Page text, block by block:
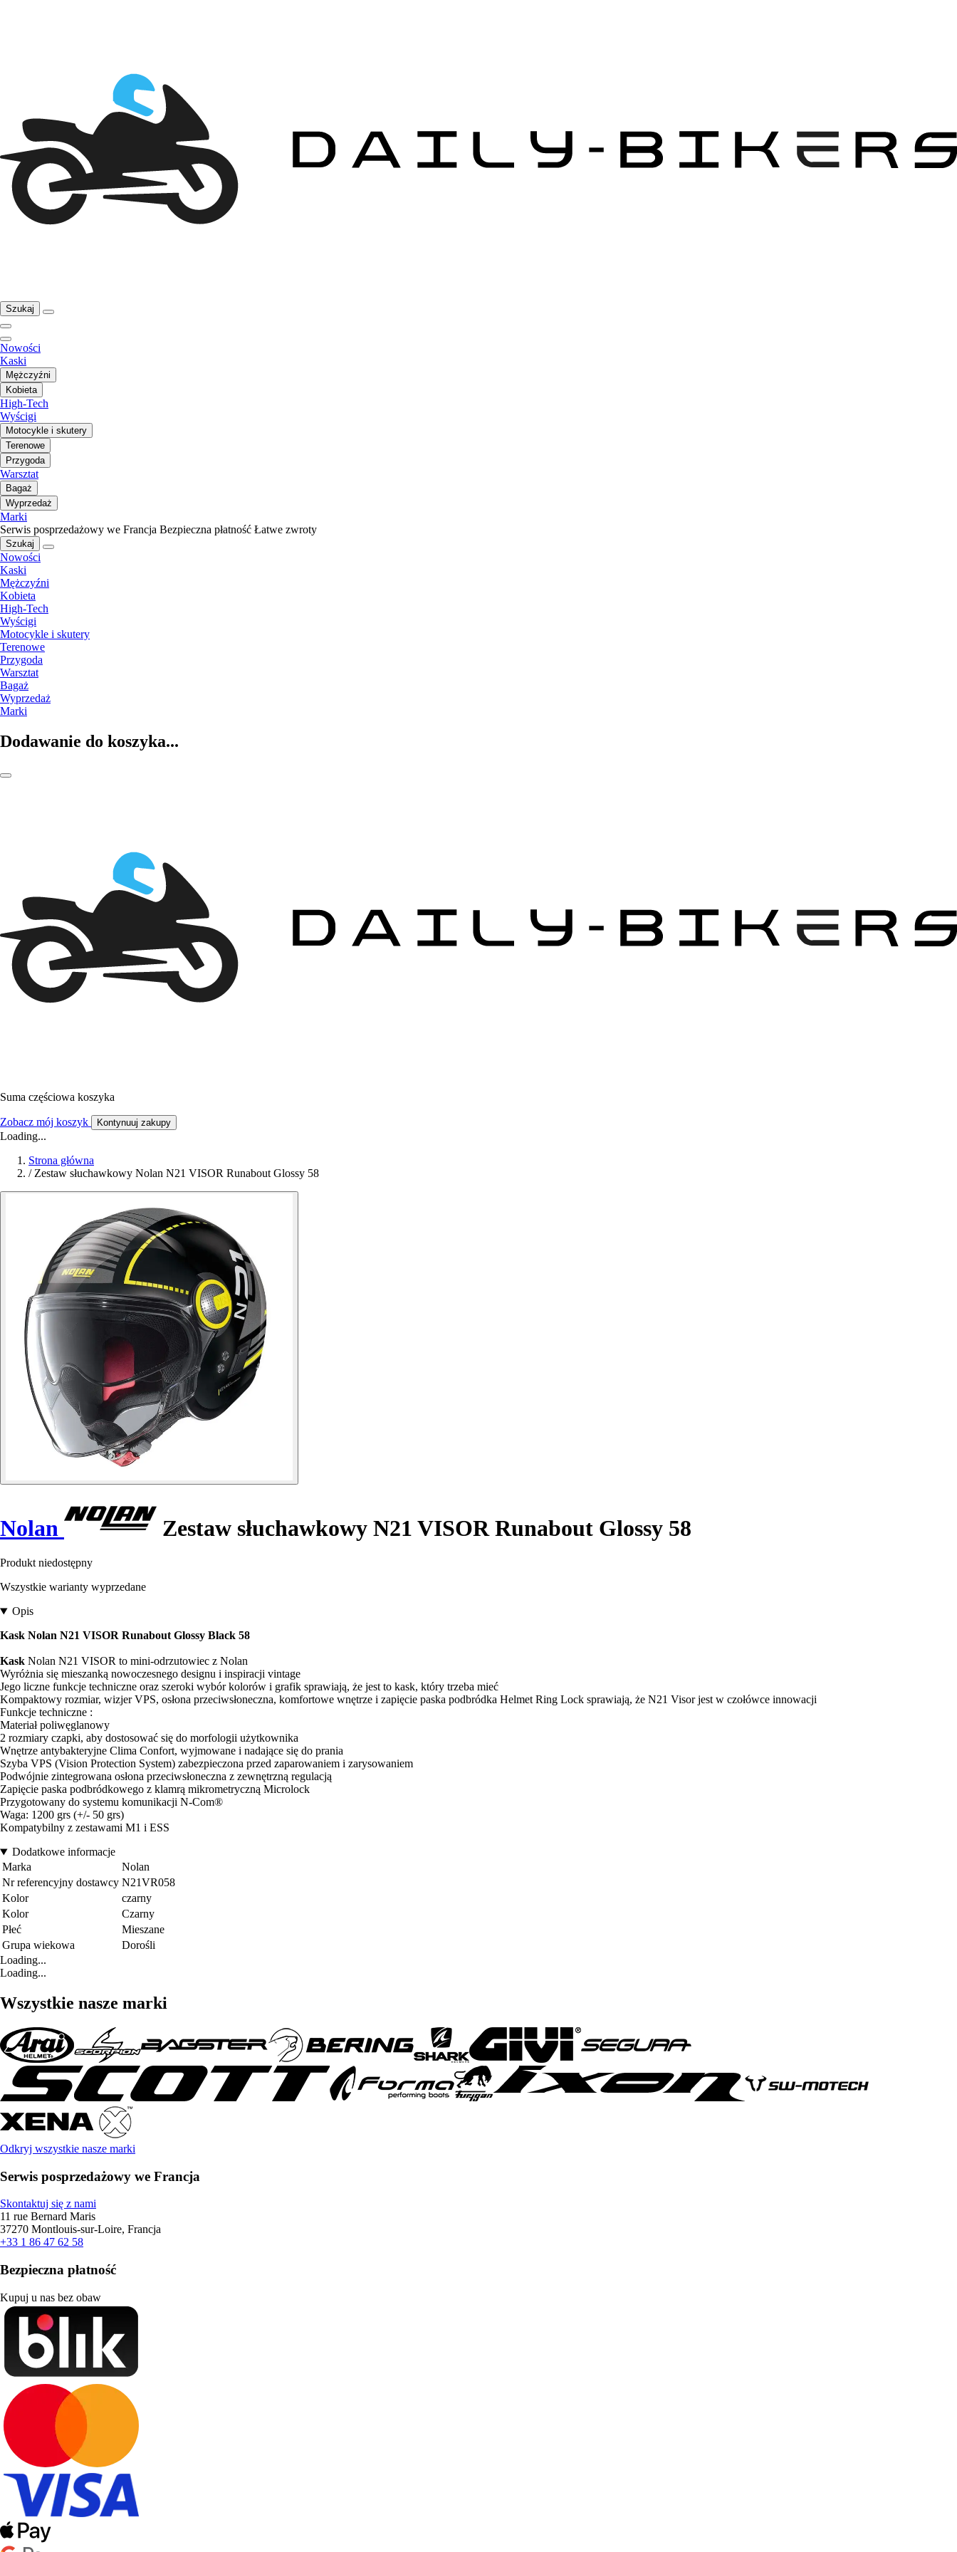
Szukaj
Nowości
Kaski
Mężczyźni
Kobieta
High-Tech
Wyścigi
Motocykle i skutery
Terenowe
Przygoda
Warsztat
Bagaż
Wyprzedaż
Marki
Serwis posprzedażowy we Francja Bezpieczna płatność Łatwe zwroty
Szukaj
Nowości
Kaski
Mężczyźni
Kobieta
High-Tech
Wyścigi
Motocykle i skutery
Terenowe
Przygoda
Warsztat
Bagaż
Wyprzedaż
Marki
Dodawanie do koszyka...
Suma częściowa koszyka
Zobacz mój koszyk Kontynuuj zakupy
Loading...
Strona główna
/ Zestaw słuchawkowy Nolan N21 VISOR Runabout Glossy 58
Nolan Zestaw słuchawkowy N21 VISOR Runabout Glossy 58
Produkt niedostępny
Wszystkie warianty wyprzedane
Opis
Kask Nolan N21 VISOR Runabout Glossy Black 58
Kask Nolan N21 VISOR to mini-odrzutowiec z Nolan
Wyróżnia się mieszanką nowoczesnego designu i inspiracji vintage
Jego liczne funkcje techniczne oraz szeroki wybór kolorów i grafik sprawiają, że jest to kask, który trzeba mieć
Kompaktowy rozmiar, wizjer VPS, osłona przeciwsłoneczna, komfortowe wnętrze i zapięcie paska podbródka Helmet Ring Lock sprawiają, że N21 Visor jest w czołówce innowacji
Funkcje techniczne :
Materiał poliwęglanowy
2 rozmiary czapki, aby dostosować się do morfologii użytkownika
Wnętrze antybakteryjne Clima Confort, wyjmowane i nadające się do prania
Szyba VPS (Vision Protection System) zabezpieczona przed zaparowaniem i zarysowaniem
Podwójnie zintegrowana osłona przeciwsłoneczna z zewnętrzną regulacją
Zapięcie paska podbródkowego z klamrą mikrometryczną Microlock
Przygotowany do systemu komunikacji N-Com®
Waga: 1200 grs (+/- 50 grs)
Kompatybilny z zestawami M1 i ESS
Dodatkowe informacje
Marka
Nolan
Nr referencyjny dostawcy N21VR058
Kolor
czarny
Kolor
Czarny
Płeć
Mieszane
Grupa wiekowa
Dorośli
Loading...
Loading...
Wszystkie nasze marki
Odkryj wszystkie nasze marki
Serwis posprzedażowy we Francja
Skontaktuj się z nami
11 rue Bernard Maris
37270 Montlouis-sur-Loire, Francja
+33 1 86 47 62 58
Bezpieczna płatność
Kupuj u nas bez obaw